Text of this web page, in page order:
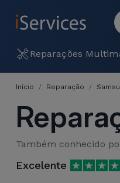
Reparações
MENU
Reparações
Por
Avaria
iPhone
iPad
iPhones
Recondicionados
Produtos
DJILojas
Ver
Início Reparação
Também conhecido
Excelente